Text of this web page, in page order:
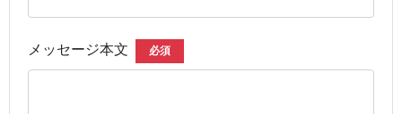
メッセージ本文 必須